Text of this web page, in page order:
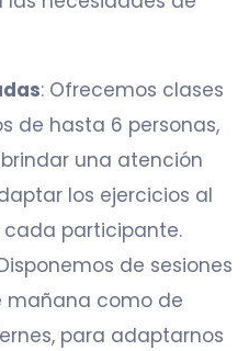
: Ofrecemos clases
de hasta 6 personas,
una atención
los ejercicios al
cada participante.​
de sesiones
mañana como de
para adaptarnos